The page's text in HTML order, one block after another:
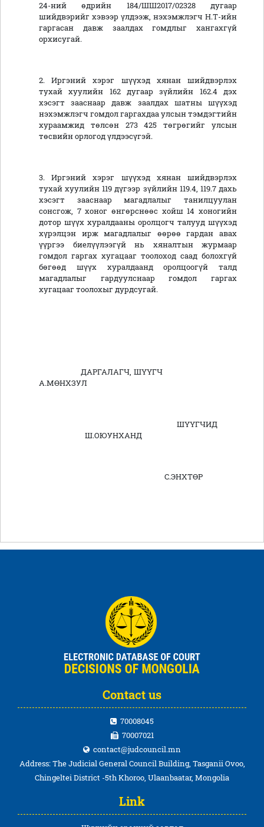
24-ний өдрийн 184/ШШ2017/02328 дугаар
шийдвэрийг хэвээр үлдээж, нэхэмжлэгч Н.Т-ийн
гаргасан давж заалдах гомдлыг хангахгүй
орхисугай.
2. Иргэний хэрэг шүүхэд хянан шийдвэрлэх
тухай хуулийн 162 дугаар зүйлийн 162.4 дэх
хэсэгт зааснаар давж заалдах шатны шүүхэд
нэхэмжлэгч гомдол гаргахдаа улсын тэмдэгтийн
хураамжид төлсөн 273 425 төгрөгийг улсын
төсвийн орлогод үлдээсүгэй.
3. Иргэний хэрэг шүүхэд хянан шийдвэрлэх
тухай хуулийн 119 дүгээр зүйлийн 119.4, 119.7 дахь
хэсэгт зааснаар магадлалыг танилцуулан
сонсгож, 7 хоног өнгөрснөөс хойш 14 хоногийн
дотор шүүх хуралдааны оролцогч талууд шүүхэд
хүрэлцэн ирж магадлалыг өөрөө гардан авах
үүргээ биелүүлээгүй нь хяналтын журмаар
гомдол гаргах хугацааг тоолоход саад болохгүй
бөгөөд шүүх хуралдаанд оролцоогүй талд
магадлалыг гардуулснаар гомдол гаргах
хугацааг тоолохыг дурдсугай.
ДАРГАЛАГЧ, ШҮҮГЧ
А.МӨНХЗУЛ
ШҮҮГЧИД
Ш.ОЮУНХАНД
С.ЭНХТӨР
Contact us
70008045
70007021
contact@judcouncil.mn
Address: The Judicial General Council Building, Tasganii Ovoo,
Chingeltei District -5th Khoroo, Ulaanbaatar, Mongolia
Link